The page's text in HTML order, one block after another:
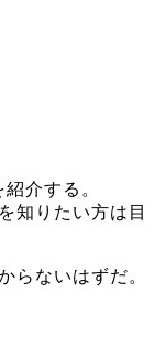
介する。
知りたい方は目
らないはずだ。